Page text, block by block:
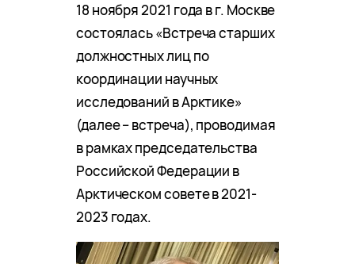
18 ноября 2021 года в г. Москве
состоялась «Встреча старших
должностных лиц по
координации научных
исследований в Арктике»
(далее – встреча), проводимая
в рамках председательства
Российской Федерации в
Арктическом совете в 2021-
2023 годах.